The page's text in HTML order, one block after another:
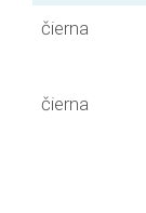
čierna
čierna